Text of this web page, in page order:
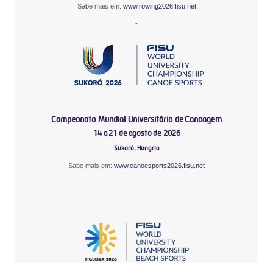
Sabe mais em: www.rowing2026.fisu.net
-
Campeonato Mundial Universitário de Canoagem
14 a 21 de agosto de 2026
Sukoró, Hungria
Sabe mais em: www.canoesports2026.fisu.net
-